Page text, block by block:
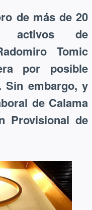
de más de 20
activos de
Tomic
por posible
Sin embargo, y
de Calama
Provisional de